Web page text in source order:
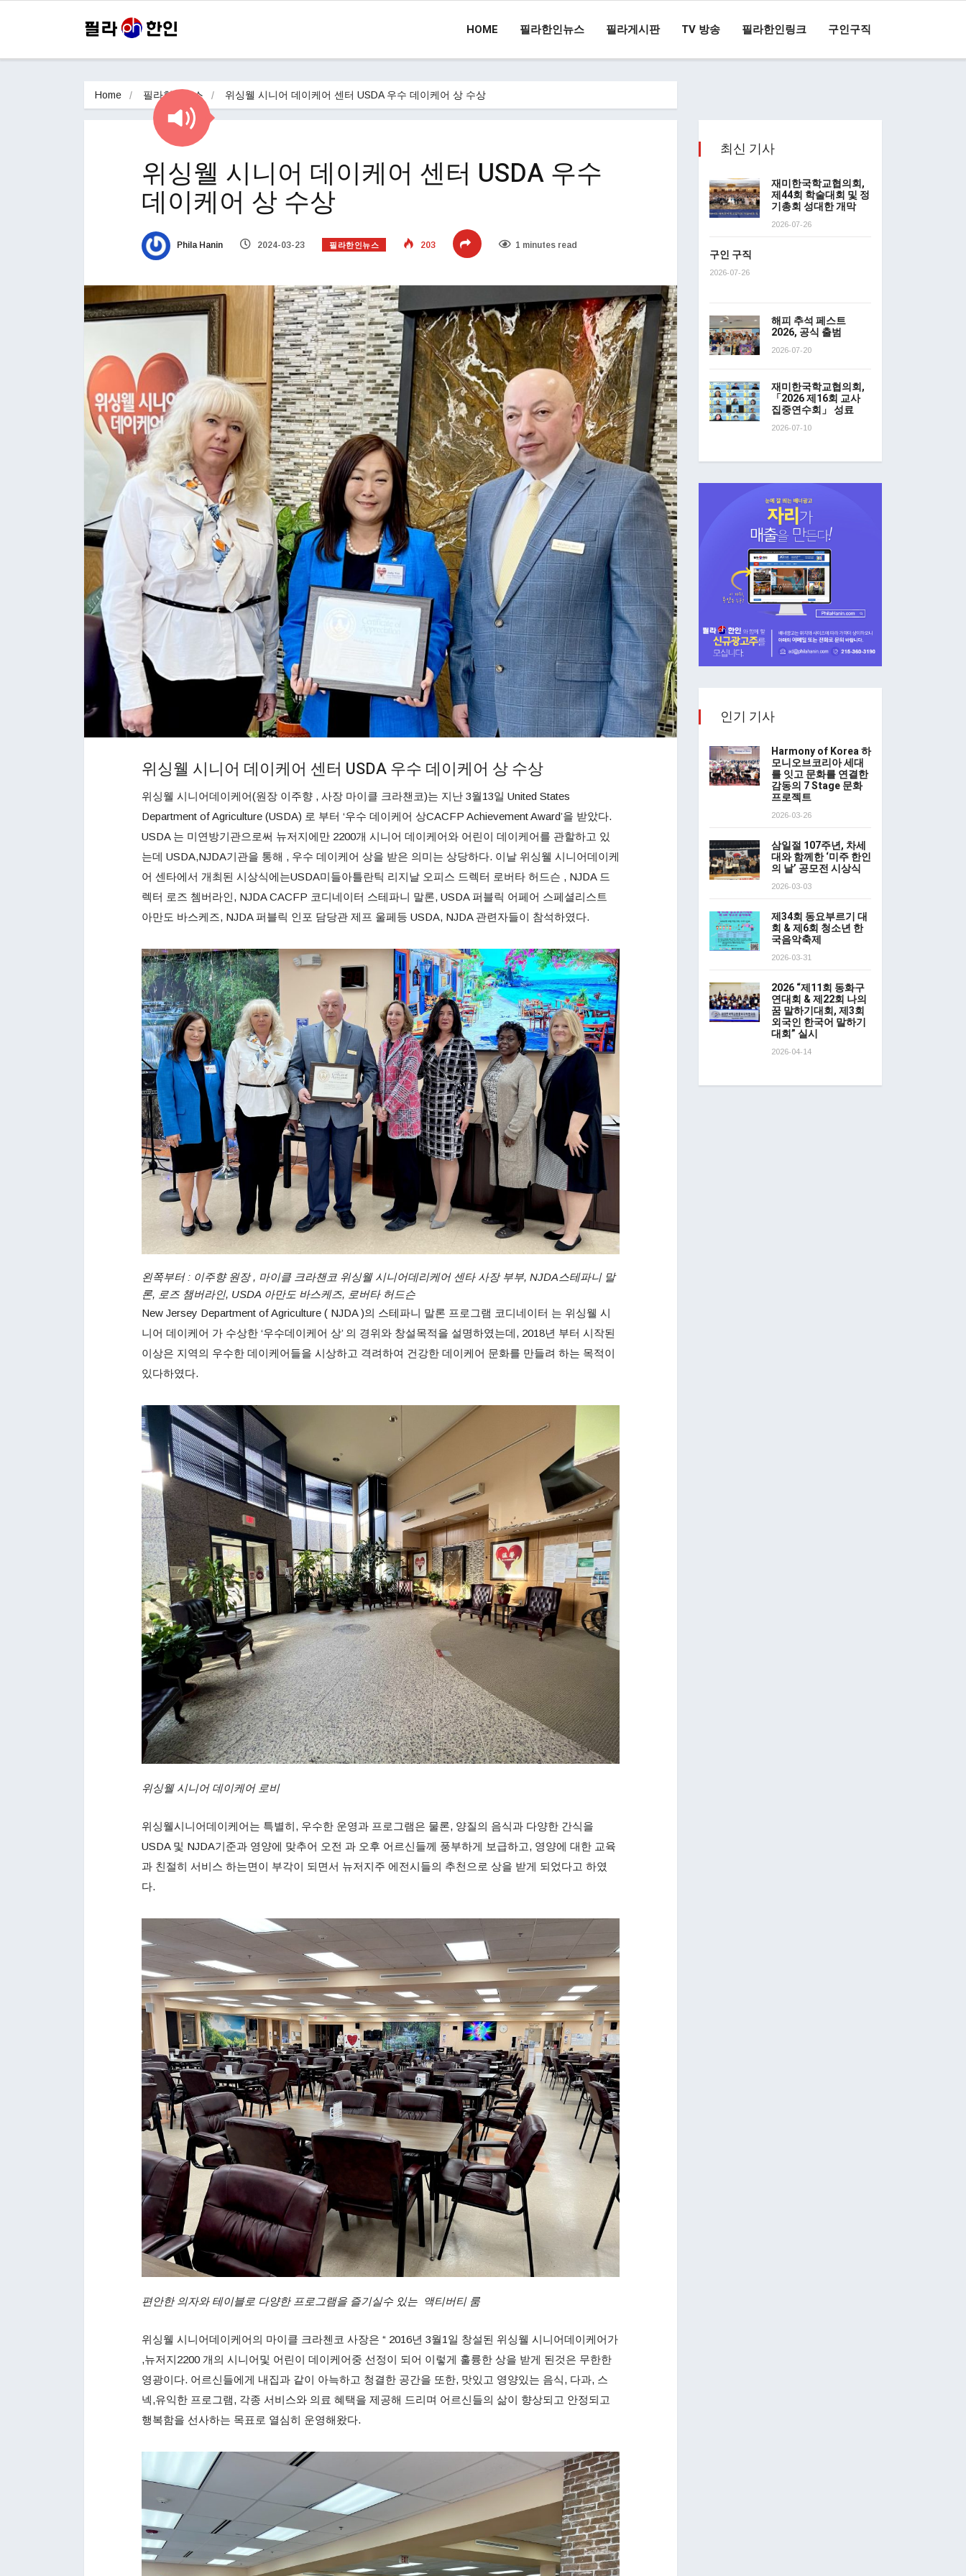
HOME 필라한인뉴스 필라게시판 TV 방송 필라한인링크 구인구직
Home 필라한인뉴스 위싱웰 시니어 데이케어 센터 USDA 우수 데이케어 상 수상
위싱웰 시니어 데이케어 센터 USDA 우수
데이케어 상 수상
Phila Hanin 2024-03-23 필라한인뉴스 203 1 minutes read
위싱웰 시니어 데이케어 센터 USDA 우수 데이케어 상 수상
위싱웰 시니어데이케어(원장 이주향 , 사장 마이클 크라챈코)는 지난 3월13일 United States
Department of Agriculture (USDA) 로 부터 ‘우수 데이케어 상CACFP Achievement Award’을 받았다.
USDA 는 미연방기관으로써 뉴저지에만 2200개 시니어 데이케어와 어린이 데이케어를 관할하고 있
는데 USDA,NJDA기관을 통해 , 우수 데이케어 상을 받은 의미는 상당하다. 이날 위싱웰 시니어데이케
어 센타에서 개최된 시상식에는USDA미들아틀란틱 리지날 오피스 드렉터 로버타 허드슨 , NJDA 드
렉터 로즈 쳄버라인, NJDA CACFP 코디네이터 스테파니 말론, USDA 퍼블릭 어페어 스페셜리스트
아만도 바스케즈, NJDA 퍼블릭 인포 담당관 제프 울페등 USDA, NJDA 관련자들이 참석하였다.
왼쪽부터 : 이주향 원장 , 마이클 크라챈코 위싱웰 시니어데리케어 센타 사장 부부, NJDA스테파니 말
론, 로즈 챔버라인, USDA 아만도 바스케즈, 로버타 허드슨
New Jersey Department of Agriculture ( NJDA )의 스테파니 말론 프로그램 코디네이터 는 위싱웰 시
니어 데이케어 가 수상한 ‘우수데이케어 상’ 의 경위와 창설목적을 설명하였는데, 2018년 부터 시작된
이상은 지역의 우수한 데이케어들을 시상하고 격려하여 건강한 데이케어 문화를 만들려 하는 목적이
있다하였다.
위싱웰 시니어 데이케어 로비
위싱웰시니어데이케어는 특별히, 우수한 운영과 프로그램은 물론, 양질의 음식과 다양한 간식을
USDA 및 NJDA기준과 영양에 맞추어 오전 과 오후 어르신들께 풍부하게 보급하고, 영양에 대한 교육
과 친절히 서비스 하는면이 부각이 되면서 뉴저지주 에전시들의 추천으로 상을 받게 되었다고 하였
다.
편안한 의자와 테이블로 다양한 프로그램을 즐기실수 있는 액티버티 룸
위싱웰 시니어데이케어의 마이클 크라첸코 사장은 “ 2016년 3월1일 창설된 위싱웰 시니어데이케어가
,뉴저지2200 개의 시니어및 어린이 데이케어중 선정이 되어 이렇게 훌륭한 상을 받게 된것은 무한한
영광이다. 어르신들에게 내집과 같이 아늑하고 청결한 공간을 또한, 맛있고 영양있는 음식, 다과, 스
넥,유익한 프로그램, 각종 서비스와 의료 혜택을 제공해 드리며 어르신들의 삶이 향상되고 안정되고
행복함을 선사하는 목표로 열심히 운영해왔다.
최신 기사
재미한국학교협의회,
제44회 학술대회 및 정
기총회 성대한 개막
2026-07-26
구인 구직
2026-07-26
해피 추석 페스트
2026, 공식 출범
2026-07-20
재미한국학교협의회,
「2026 제16회 교사
집중연수회」 성료
2026-07-10
인기 기사
Harmony of Korea 하
모니오브코리아 세대
를 잇고 문화를 연결한
감동의 7 Stage 문화
프로젝트
2026-03-26
삼일절 107주년, 차세
대와 함께한 ‘미주 한인
의 날’ 공모전 시상식
2026-03-03
제34회 동요부르기 대
회 & 제6회 청소년 한
국음악축제
2026-03-31
2026 “제11회 동화구
연대회 & 제22회 나의
꿈 말하기대회, 제3회
외국인 한국어 말하기
대회” 실시
2026-04-14